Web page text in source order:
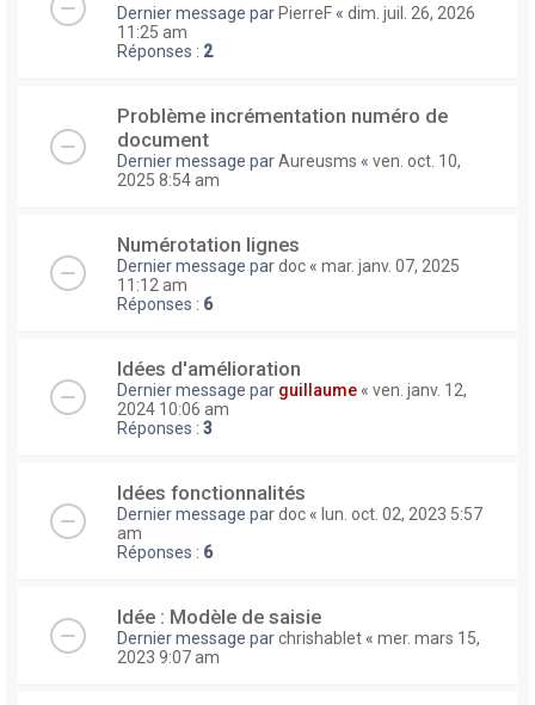
Dernier message parPierreF « dim. juil. 26, 2026
11:25 am
Réponses : 2
Problème incrémentation numéro de
document
Dernier message parAureusms « ven. oct. 10,
2025 8:54 am
Numérotation lignes
Dernier message pardoc « mar. janv. 07, 2025
11:12 am
Réponses : 6
Idées d'amélioration
Dernier message par guillaume « ven. janv. 12,
2024 10:06 am
Réponses : 3
Idées fonctionnalités
Dernier message pardoc « lun. oct. 02, 2023 5:57
am
Réponses : 6
Idée : Modèle de saisie
Dernier message parchrishablet « mer. mars 15,
2023 9:07 am